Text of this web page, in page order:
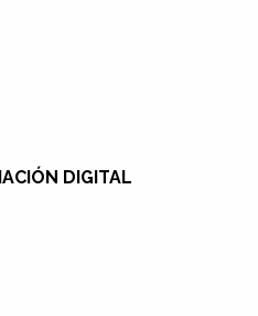
DIGITAL